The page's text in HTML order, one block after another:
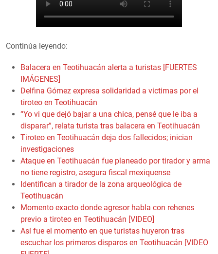
Continúa leyendo:
Balacera en Teotihuacán alerta a turistas [FUERTES
IMÁGENES]
Delfina Gómez expresa solidaridad a victimas por el
tiroteo en Teotihuacán
“Yo vi que dejó bajar a una chica, pensé que le iba a
disparar”, relata turista tras balacera en Teotihuacán
Tiroteo en Teotihuacán deja dos fallecidos; inician
investigaciones
Ataque en Teotihuacán fue planeado por tirador y arma
no tiene registro, asegura fiscal mexiquense
Identifican a tirador de la zona arqueológica de
Teotihuacán
Momento exacto donde agresor habla con rehenes
previo a tiroteo en Teotihuacán [VIDEO]
Así fue el momento en que turistas huyeron tras
escuchar los primeros disparos en Teotihuacán [VIDEO